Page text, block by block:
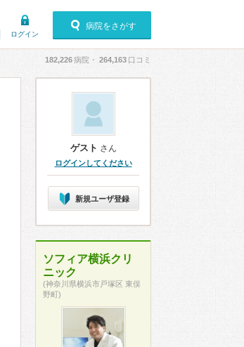
ログイン
病院をさがす
182,226病院・ 264,163 口コミ
ゲスト さん
ログインしてください
新規ユーザ登録
ソフィア横浜クリ
ニック
(神奈川県横浜市戸塚区 東俣
野町)